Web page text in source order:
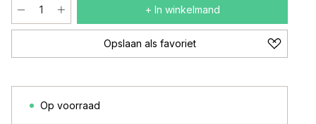
+ In winkelmand
Opslaan als favoriet
Op voorraad